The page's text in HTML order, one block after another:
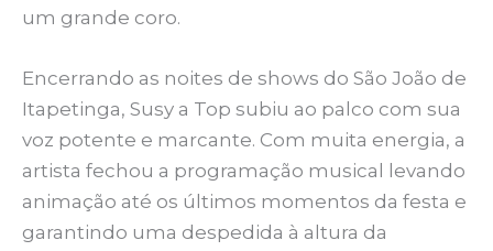
um grande coro.
Encerrando as noites de shows do São João de
Itapetinga, Susy a Top subiu ao palco com sua
voz potente e marcante. Com muita energia, a
artista fechou a programação musical levando
animação até os últimos momentos da festa e
garantindo uma despedida à altura da